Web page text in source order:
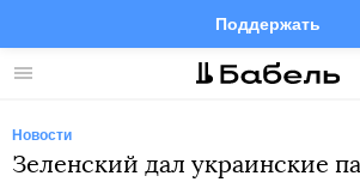
Меню
Поддержать
FacebookTelegramTwitter
Новости
Зеленский дал украинские